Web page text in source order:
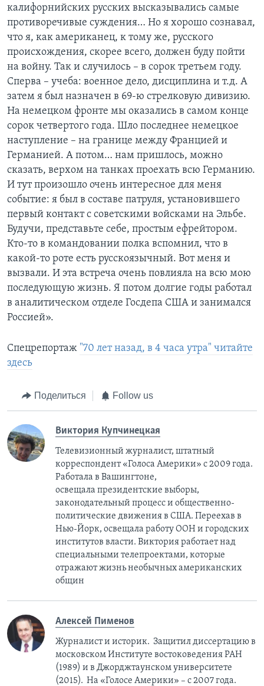
калифорнийских русских высказывались самые
противоречивые суждения… Но я хорошо сознавал,
что я, как американец, к тому же, русского
происхождения, скорее всего, должен буду пойти
на войну. Так и случилось – в сорок третьем году.
Сперва – учеба: военное дело, дисциплина и т.д. А
затем я был назначен в 69-ю стрелковую дивизию.
На немецком фронте мы оказались в самом конце
сорок четвертого года. Шло последнее немецкое
наступление – на границе между Францией и
Германией. А потом… нам пришлось, можно
сказать, верхом на танках проехать всю Германию.
И тут произошло очень интересное для меня
событие: я был в составе патруля, установившего
первый контакт с советскими войсками на Эльбе.
Будучи, представьте себе, простым ефрейтором.
Кто-то в командовании полка вспомнил, что в
какой-то роте есть русскоязычный. Вот меня и
вызвали. И эта встреча очень повлияла на всю мою
последующую жизнь. Я потом долгие годы работал
в аналитическом отделе Госдепа США и занимался
Россией».
Спецрепортаж "70 лет назад, в 4 часа утра" читайте
здесь
Поделиться Follow us
Виктория Купчинецкая
Телевизионный журналист, штатный
корреспондент «Голоса Америки» с 2009 года.
Работала в Вашингтоне,
освещала президентские выборы,
законодательный процесс и общественно-
политические движения в США. Переехав в
Нью-Йорк, освещала работу ООН и городских
институтов власти. Виктория работает над
специальными телепроектами, которые
отражают жизнь необычных американских
общин
Алексей Пименов
Журналист и историк. Защитил диссертацию в
московском Институте востоковедения РАН
(1989) и в Джорджтаунском университете
(2015). На «Голосе Америки» – с 2007 года.